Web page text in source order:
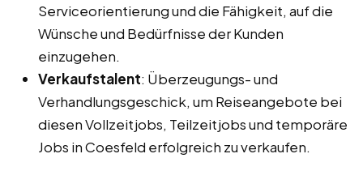
Serviceorientierung und die Fähigkeit, auf die
Wünsche und Bedürfnisse der Kunden
einzugehen.
Verkaufstalent: Überzeugungs- und
Verhandlungsgeschick, um Reiseangebote bei
diesen Vollzeitjobs, Teilzeitjobs und temporäre
Jobs in Coesfeld erfolgreich zu verkaufen.